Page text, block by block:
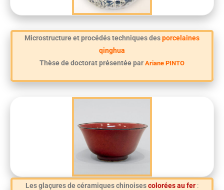
Microstructure et procédés techniques desporcelaines
qinghua
Thèse de doctorat présentée par Ariane PINTO
Les glaçures de céramiques chinoisescolorées au fer :